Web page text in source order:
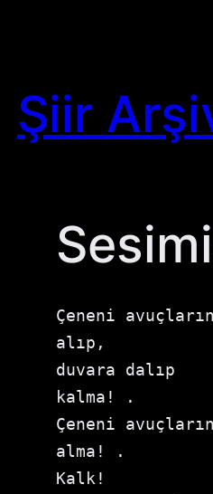
Şiir
Çeneni
alıp,
duvara dalıp
kalma! .
Çeneni
alma! .
Kalk!